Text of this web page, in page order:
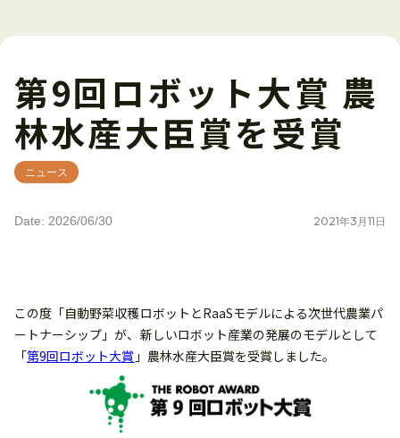
第9回ロボット大賞 農
林水産大臣賞を受賞
ニュース
Date: 2026/06/30 2021年3 月11 日
この度「自動野菜収穫ロボットとRaaSモデルによる次世代農業パ
ートナーシップ」が、新しいロボット産業の発展のモデルとして
「第9回ロボット大賞 」農林水産大臣賞を受賞しました。